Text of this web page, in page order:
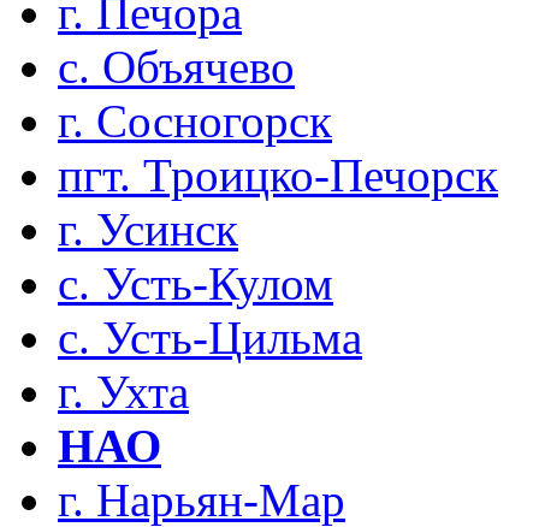
г. Печора
с. Объячево
г. Сосногорск
пгт. Троицко-Печорск
г. Усинск
с. Усть-Кулом
с. Усть-Цильма
г. Ухта
НАО
г. Нарьян-Мар